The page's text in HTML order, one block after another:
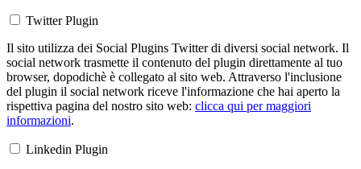
Twitter Plugin
Il sito utilizza dei Social Plugins Twitter di diversi social network. Il
social network trasmette il contenuto del plugin direttamente al tuo
browser, dopodichè è collegato al sito web. Attraverso l'inclusione
del plugin il social network riceve l'informazione che hai aperto la
rispettiva pagina del nostro sito web: clicca qui per maggiori
informazioni.
Linkedin Plugin